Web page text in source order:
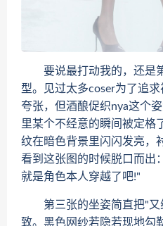
要说最打动我的，还是
型。见过太多coser为了追
夸张，但酒酿促织nya这个
里某个不经意的瞬间被定格
纹在暗色背景里闪闪发亮，
看到这张图的时候脱口而出
就是角色本人穿越了吧!"
第三张的坐姿简直把"又
致。黑色网纱若隐若现地勾